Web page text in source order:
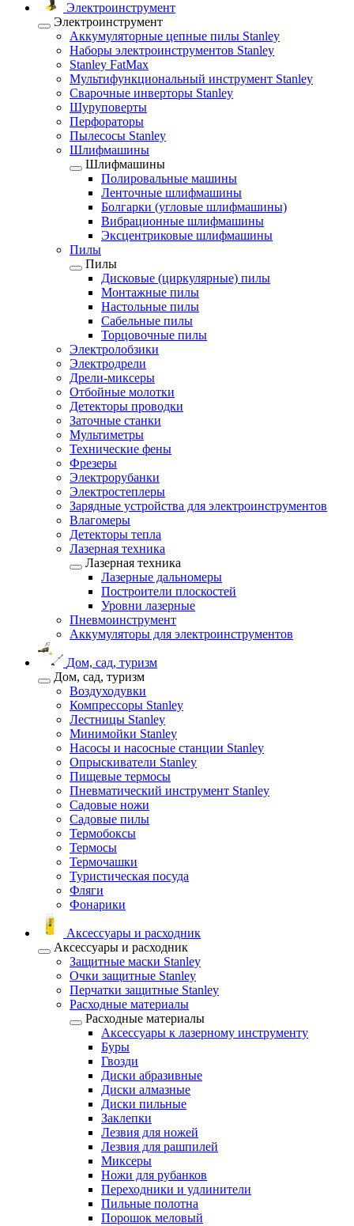
Электроинструмент
Электроинструмент
Аккумуляторные цепные пилы Stanley
Наборы электроинструментов Stanley
Stanley FatMax
Мультифункциональный инструмент Stanley
Сварочные инверторы Stanley
Шуруповерты
Перфораторы
Пылесосы Stanley
Шлифмашины
Шлифмашины
Полировальные машины
Ленточные шлифмашины
Болгарки (угловые шлифмашины)
Вибрационные шлифмашины
Эксцентриковые шлифмашины
Пилы
Пилы
Дисковые (циркулярные) пилы
Монтажные пилы
Настольные пилы
Сабельные пилы
Торцовочные пилы
Электролобзики
Электродрели
Дрели-миксеры
Отбойные молотки
Детекторы проводки
Заточные станки
Мультиметры
Технические фены
Фрезеры
Электрорубанки
Электростеплеры
Зарядные устройства для электроинструментов
Влагомеры
Детекторы тепла
Лазерная техника
Лазерная техника
Лазерные дальномеры
Построители плоскостей
Уровни лазерные
Пневмоинструмент
Аккумуляторы для электроинструментов
Дом, сад, туризм
Дом, сад, туризм
Воздуходувки
Компрессоры Stanley
Лестницы Stanley
Минимойки Stanley
Насосы и насосные станции Stanley
Опрыскиватели Stanley
Пищевые термосы
Пневматический инструмент Stanley
Садовые ножи
Садовые пилы
Термобоксы
Термосы
Термочашки
Туристическая посуда
Фляги
Фонарики
Аксессуары и расходник
Аксессуары и расходник
Защитные маски Stanley
Очки защитные Stanley
Перчатки защитные Stanley
Расходные материалы
Расходные материалы
Аксессуары к лазерному инструменту
Буры
Гвозди
Диски абразивные
Диски алмазные
Диски пильные
Заклепки
Лезвия для ножей
Лезвия для рашпилей
Миксеры
Ножи для рубанков
Переходники и удлинители
Пильные полотна
Порошок меловый